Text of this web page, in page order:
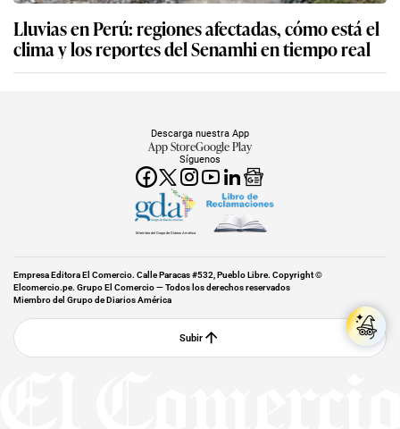
Lluvias en Perú: regiones afectadas, cómo está el
clima y los reportes del Senamhi en tiempo real
Síguenos
Descarga nuestra App
App StoreGoogle Play
Miembro del Grupo de Diarios América
Empresa Editora El Comercio. Calle Paracas #532, Pueblo Libre. Copyright ©
Elcomercio.pe. Grupo El Comercio — Todos los derechos reservados
Miembro del Grupo de Diarios América
Subir